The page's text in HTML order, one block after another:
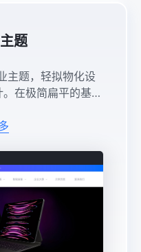
题
主题，轻拟物化设
在极简扁平的基础
对产品进行展示，